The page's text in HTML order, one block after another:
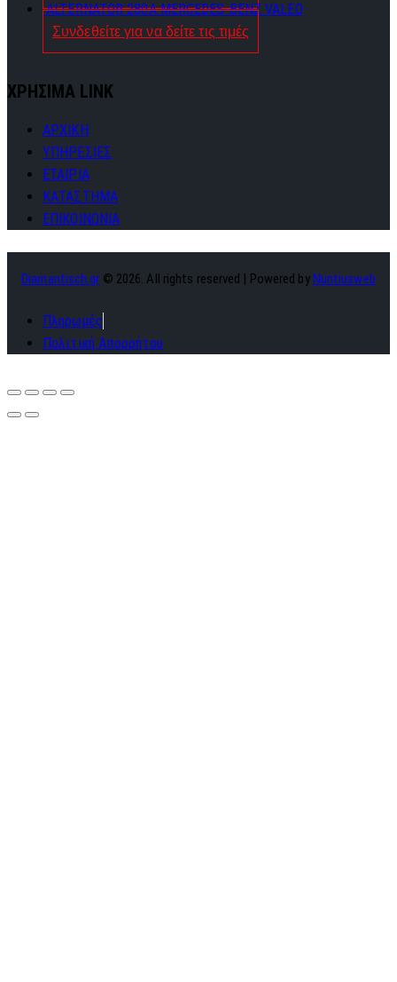
ALTERNATOR 280A MERCEDES-BENZ VALEO
Συνδεθείτε για να δείτε τις τιμές
ΧΡΗΣΙΜΑ LINK
ΑΡΧΙΚΗ
ΥΠΗΡΕΣΙΕΣ
ΕΤΑΙΡΙΑ
ΚΑΤΑΣΤΗΜΑ
ΕΠΙΚΟΙΝΩΝΙΑ
Diamantisch.gr © 2026. All rights reserved | Powered by Nuntiusweb
Πληρωμές
Πολιτική Απορρήτου